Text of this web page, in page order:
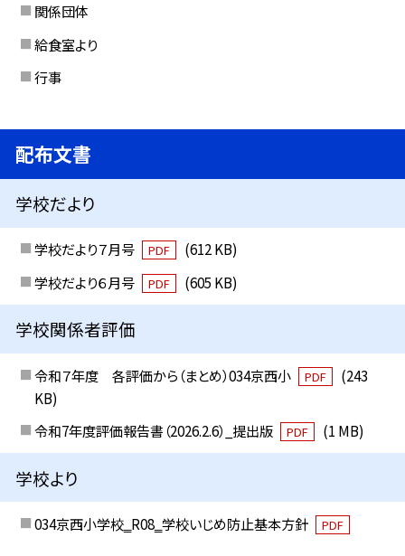
関係団体
給食室より
行事
配布文書
学校だより
学校だより７月号 PDF
(612 KB)
学校だより６月号
PDF (605 KB)
学校関係者評価
令和７年度 各評価から（まとめ）034京西小 PDF
(243
KB)
令和7年度評価報告書（2026.2.6）_提出版
PDF (1 MB)
学校より
034京西小学校‗R08‗学校いじめ防止基本方針 PDF